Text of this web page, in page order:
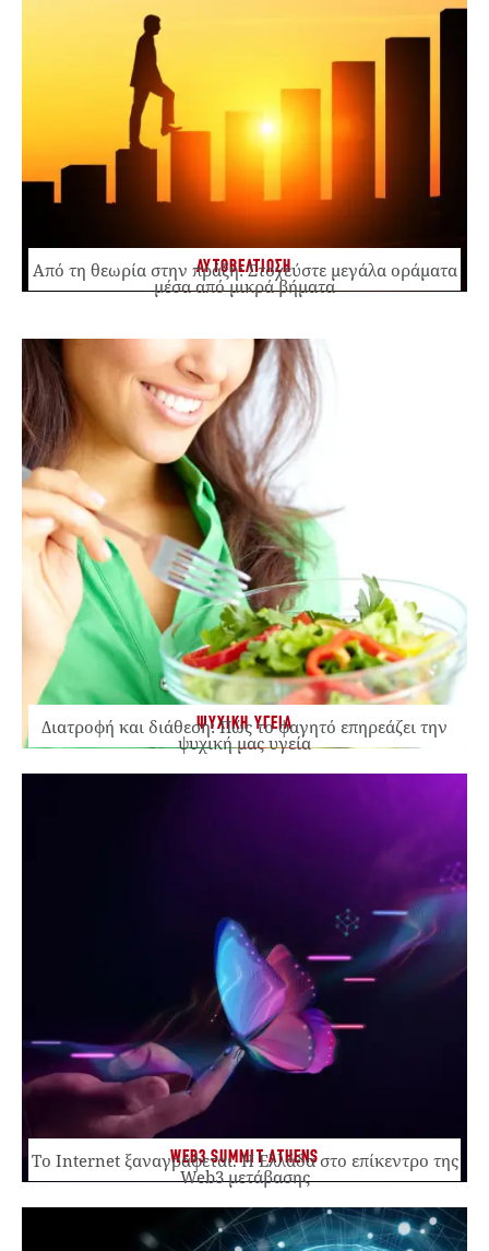
ΑΥΤΟΒΕΛΤΙΩΣΗ
Από τη θεωρία στην πράξη: Στοχεύστε μεγάλα οράματα
μέσα από μικρά βήματα
ΨΥΧΙΚΗ ΥΓΕΙΑ
Διατροφή και διάθεση: Πώς το φαγητό επηρεάζει την
ψυχική μας υγεία
WEB3 SUMMIT ATHENS
Το Internet ξαναγράφεται. Η Ελλάδα στο επίκεντρο της
Web3 μετάβασης